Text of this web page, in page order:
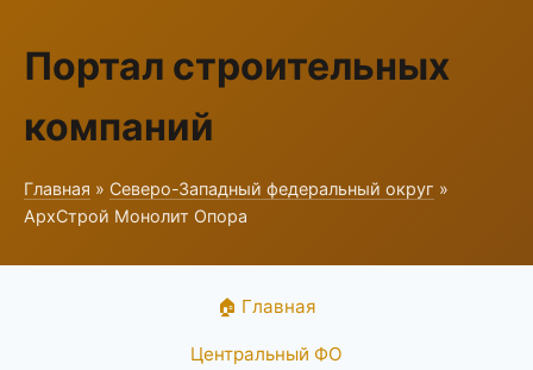
Портал строительных
компаний
Главная » Северо-Западный федеральный округ »
АрхСтрой Монолит Опора
🏠 Главная
Центральный ФО